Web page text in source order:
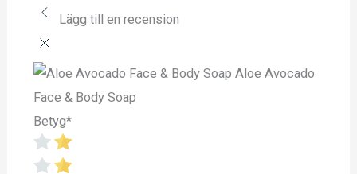
Lägg till en recension
Aloe Avocado
Face & Body Soap
Betyg*